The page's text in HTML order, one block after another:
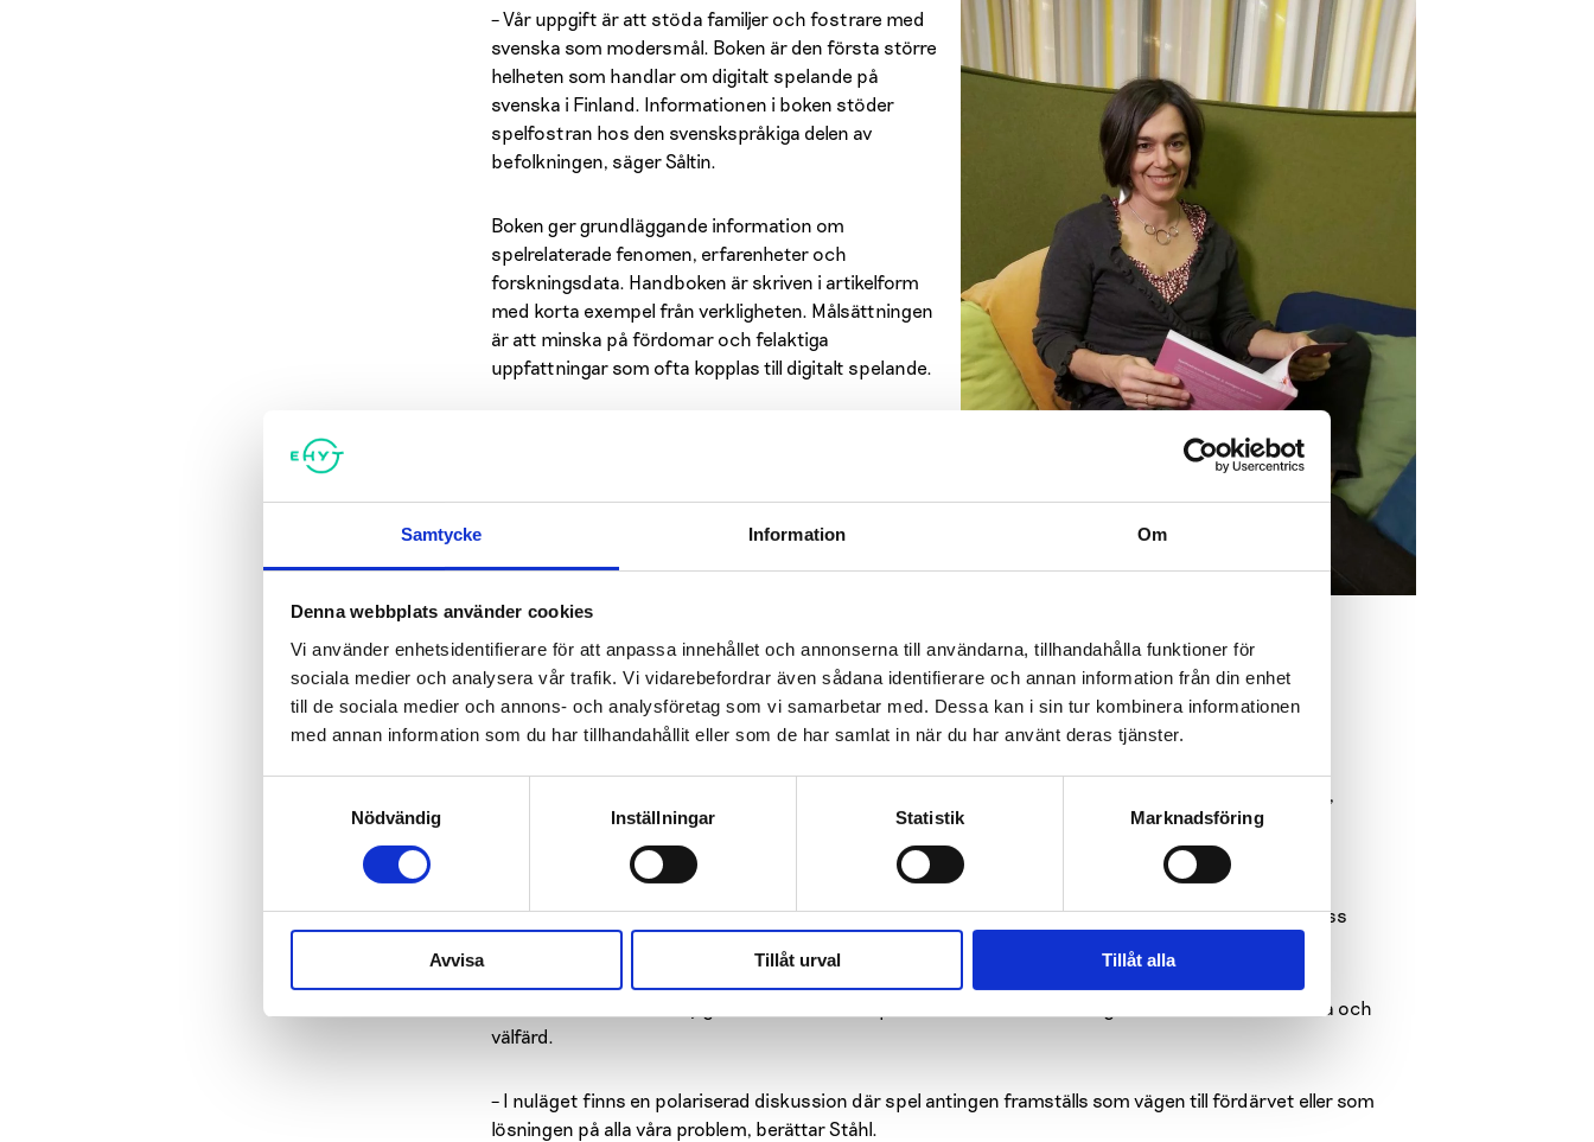
Samtycke Information Om
Denna webbplats använder cookies
Vi använder enhetsidentifierare för att anpassa innehållet och annonserna till användarna, tillhandahålla funktioner för
sociala medier och analysera vår trafik. Vi vidarebefordrar även sådana identifierare och annan information från din enhet
till de sociala medier och annons- och analysföretag som vi samarbetar med. Dessa kan i sin tur kombinera informationen
med annan information som du har tillhandahållit eller som de har samlat in när du har använt deras tjänster.
Nödvändig
Inställningar Statistik Marknadsföring
Avvisa Tillåt urval Tillåt alla
– Vår uppgift är att stöda familjer och fostrare med
svenska som modersmål. Boken är den första större
helheten som handlar om digitalt spelande på
svenska i Finland. Informationen i boken stöder
spelfostran hos den svenskspråkiga delen av
befolkningen, säger Såltin.
Boken ger grundläggande information om
spelrelaterade fenomen, erfarenheter och
forskningsdata. Handboken är skriven i artikelform
med korta exempel från verkligheten. Målsättningen
är att minska på fördomar och felaktiga
uppfattningar som ofta kopplas till digitalt spelande.
– Ett bra spel innehåller olika belöningssystem. Det
fortsätta, skriver
Mustonen
i sin artikel om spelmotivation.
Andra artiklar tar bland annat fasta på spelande i parförhållandet, spelfostran i barnfamiljer och
problematiskt spelande. Artiklarna är skrivna av sakkunniga och forskare.
,
doktorand inom pedagogiska vetenskaper, har språkgranskat översättningen. Hon kommenterar
svårigheten att hitta användbara ord inom spelvärlden.
– En hel del av termerna som används är engelska. Rätta termer underlättar diskussionen och ger oss
I handboken nämns möjligheter att använda spel inom såväl undervisningen som i arbetet för hälsa och
välfärd.
– I nuläget finns en polariserad diskussion där spel antingen framställs som vägen till fördärvet eller som
lösningen på alla våra problem, berättar Ståhl.